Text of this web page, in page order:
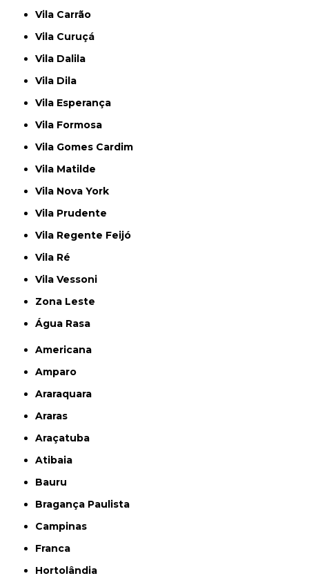
Vila Carrão
Vila Curuçá
Vila Dalila
Vila Dila
Vila Esperança
Vila Formosa
Vila Gomes Cardim
Vila Matilde
Vila Nova York
Vila Prudente
Vila Regente Feijó
Vila Ré
Vila Vessoni
Zona Leste
Água Rasa
Americana
Amparo
Araraquara
Araras
Araçatuba
Atibaia
Bauru
Bragança Paulista
Campinas
Franca
Hortolândia